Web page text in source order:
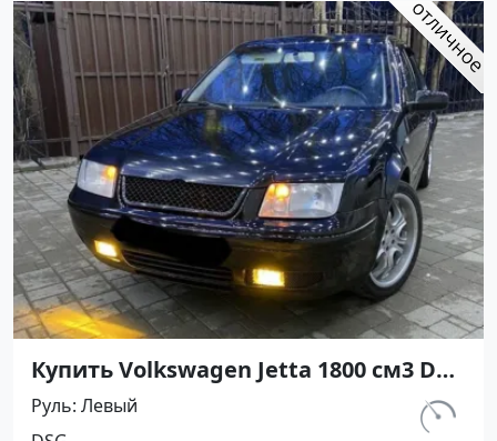
Купить Volkswagen Jetta 1800 см3 DSG
(180 л.с.) Бензин турбонаддув в
Апшеронск: цвет Черный Седан 2001
км.
Руль Левый